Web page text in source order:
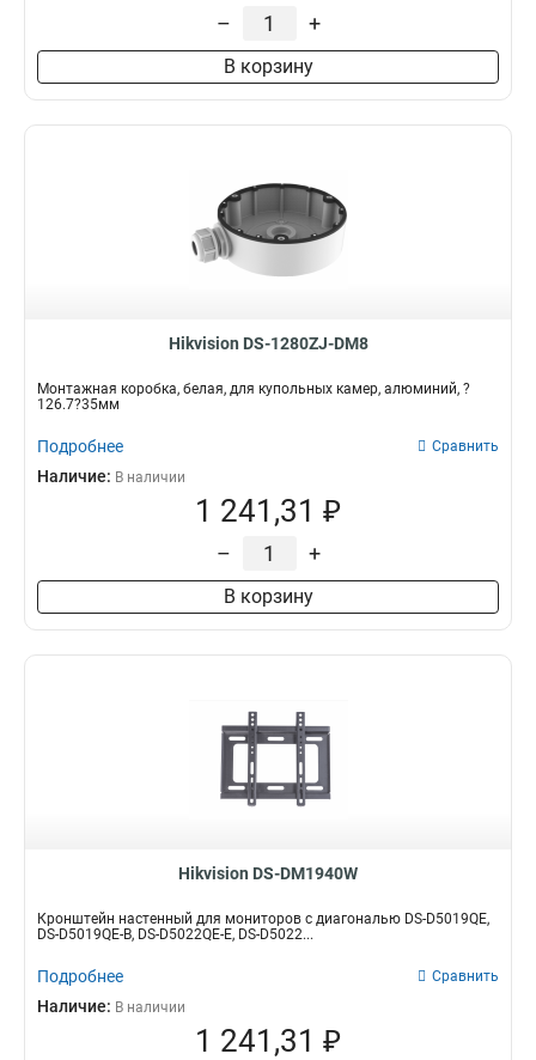
– +
В корзину
Hikvision DS-1280ZJ-DM8
Монтажная коробка, белая, для купольных камер, алюминий, ?
126.7?35мм
Подробнее Сравнить
Наличие: В наличии
1 241,31 ₽
– +
В корзину
Hikvision DS-DM1940W
Кронштейн настенный для мониторов с диагональю DS-D5019QE,
DS-D5019QE-B, DS-D5022QE-E, DS-D5022...
Подробнее Сравнить
Наличие: В наличии
1 241,31 ₽